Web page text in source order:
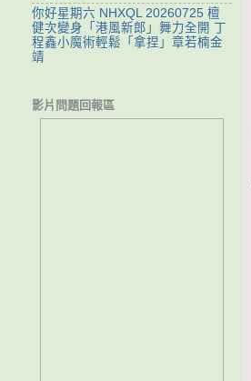
你好星期六 NHXQL 20260725 檀
健次變身「港風新郎」舞力全開 丁
程鑫小魔術輕鬆「拿捏」章若楠金
靖
影片問題回報區